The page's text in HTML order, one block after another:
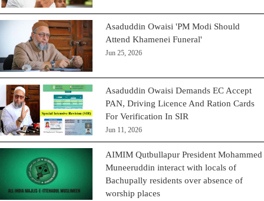
Asaduddin Owaisi 'PM Modi Should
Attend Khamenei Funeral'
Jun 25, 2026
Asaduddin Owaisi Demands EC Accept
PAN, Driving Licence And Ration Cards
For Verification In SIR
Jun 11, 2026
AIMIM Qutbullapur President Mohammed
Muneeruddin interact with locals of
Bachupally residents over absence of
worship places